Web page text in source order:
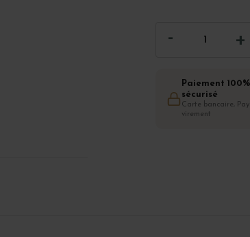
Paiement 100%
sécurisé
Carte bancaire,
virement